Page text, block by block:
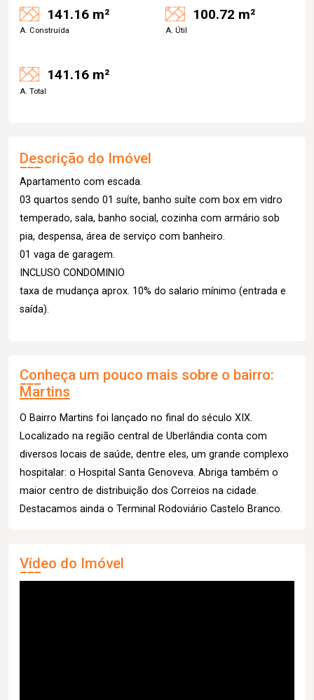
141.16 m²
A. Construída
100.72 m²
A. Útil
141.16 m²
A. Total
Descrição do Imóvel
Apartamento com escada.
03 quartos sendo 01 suíte, banho suíte com box em vidro
temperado, sala, banho social, cozinha com armário sob
pia, despensa, área de serviço com banheiro.
01 vaga de garagem.
INCLUSO CONDOMINIO
taxa de mudança aprox. 10% do salario mínimo (entrada e
saída).
Conheça um pouco mais sobre o bairro:
Martins
O Bairro Martins foi lançado no final do século XIX.
Localizado na região central de Uberlândia conta com
diversos locais de saúde, dentre eles, um grande complexo
hospitalar: o Hospital Santa Genoveva. Abriga também o
maior centro de distribuição dos Correios na cidade.
Destacamos ainda o Terminal Rodoviário Castelo Branco.
Vídeo do Imóvel